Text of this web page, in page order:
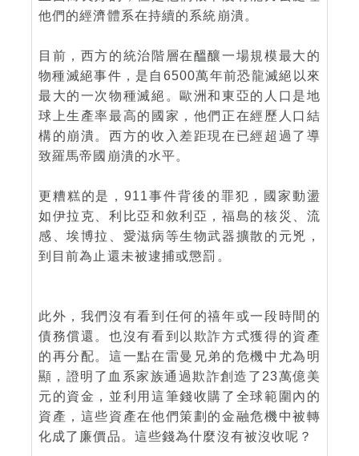
他們的經濟體系在持續的系統崩潰。
目前，西方的統治階層在醞釀一場規模最大的
物種滅絕事件，是自6500萬年前恐龍滅絕以來
最大的一次物種滅絕。歐洲和東亞的人口是地
球上生產率最高的國家，他們正在經歷人口結
構的崩潰。西方的收入差距現在已經超過了導
致羅馬帝國崩潰的水平。
更糟糕的是，911事件背後的罪犯，國家動盪
如伊拉克、利比亞和敘利亞，福島的核災、流
感、埃博拉、愛滋病等生物武器擴散的元兇，
到目前為止還未被逮捕或懲罰。
此外，我們沒有看到任何的禧年或一段時間的
債務償還。也沒有看到以欺詐方式獲得的資產
的再分配。這一點在雷曼兄弟的危機中尤為明
顯，證明了血系家族通過欺詐創造了23萬億美
元的資金，並利用這筆錢收購了全球範圍內的
資產，這些資產在他們策劃的金融危機中被轉
化成了廉價品。這些錢為什麼沒有被沒收呢？